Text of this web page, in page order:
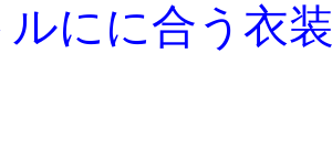
ルにに合う衣